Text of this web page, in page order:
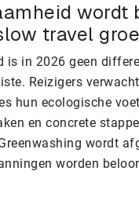
wordt
travel
is in 2026 geen
Reizigers
hun ecologische
en concrete
wordt
worden